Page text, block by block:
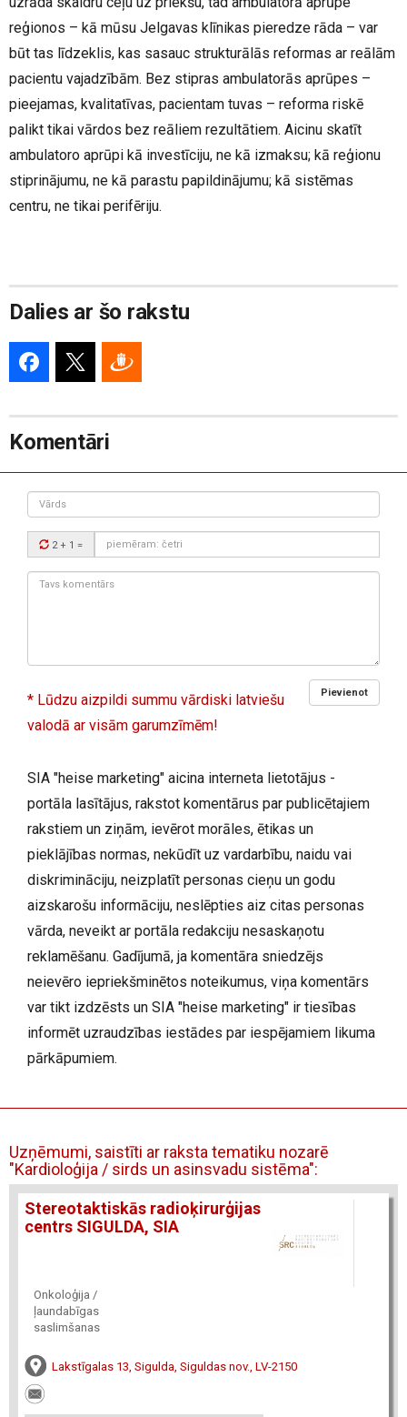
reģionos – kā mūsu Jelgavas klīnikas pieredze rāda – var
būt tas līdzeklis, kas sasauc strukturālās reformas ar reālām
pacientu vajadzībām. Bez stipras ambulatorās aprūpes –
pieejamas, kvalitatīvas, pacientam tuvas – reforma riskē
palikt tikai vārdos bez reāliem rezultātiem. Aicinu skatīt
ambulatoro aprūpi kā investīciju, ne kā izmaksu; kā reģionu
stiprinājumu, ne kā parastu papildinājumu; kā sistēmas
centru, ne tikai perifēriju.
Dalies ar šo rakstu
Komentāri
Vārds
Drošības
kods:
2 + 1 =
Tavs
Pievienot
* Lūdzu aizpildi summu vārdiski latviešu
valodā ar visām garumzīmēm!
SIA "heise marketing" aicina interneta lietotājus -
portāla lasītājus, rakstot komentārus par publicētajiem
rakstiem un ziņām, ievērot morāles, ētikas un
pieklājības normas, nekūdīt uz vardarbību, naidu vai
diskrimināciju, neizplatīt personas cieņu un godu
aizskarošu informāciju, neslēpties aiz citas personas
vārda, neveikt ar portāla redakciju nesaskaņotu
reklamēšanu. Gadījumā, ja komentāra sniedzējs
neievēro iepriekšminētos noteikumus, viņa komentārs
var tikt izdzēsts un SIA "heise marketing" ir tiesības
informēt uzraudzības iestādes par iespējamiem likuma
pārkāpumiem.
Uzņēmumi, saistīti ar raksta tematiku nozarē
"Kardioloģija / sirds un asinsvadu sistēma":
Stereotaktiskās radioķirurģijas
centrs SIGULDA, SIA
Onkoloģija /
ļaundabīgas
saslimšanas
Lakstīgalas 13, Sigulda, Siguldas nov., LV-2150